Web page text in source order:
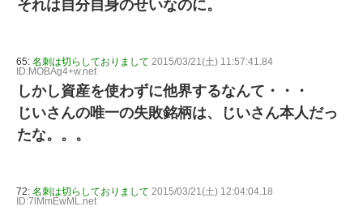
それは自分自身のせいなのに。
65: 名刺は切らしておりまして 2015/03/21(土) 11:57:41.84
ID:MOBAg4+w.net
しかし資産を使わずに他界するなんて・・・
じいさんの唯一の失敗銘柄は、じいさん本人だっ
たな。。。
72: 名刺は切らしておりまして 2015/03/21(土) 12:04:04.18
ID:7lMmEwML.net